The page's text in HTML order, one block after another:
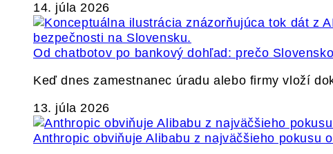
14. júla 2026
Od chatbotov po bankový dohľad: prečo
Keď dnes zamestnanec úradu alebo firmy vloží
13. júla 2026
Anthropic obviňuje Alibabu z najväčšieho pokusu